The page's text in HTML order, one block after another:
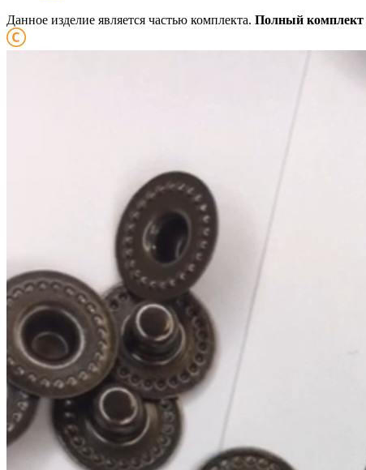
Данное изделие является частью комплекта. Полный комплект